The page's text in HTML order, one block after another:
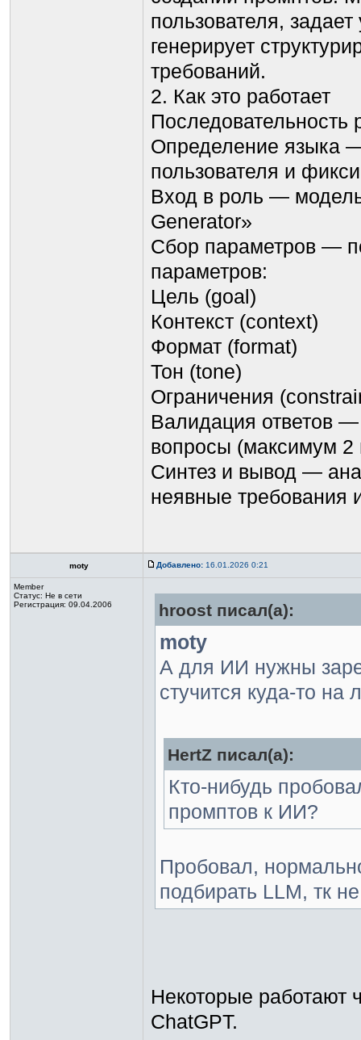
пользователя,
генерирует
требований.
2. Как это работает
Последовательность
Определение языка
пользователя и
Вход в роль —
Generator»
Сбор параметров —
параметров:
Цель (goal)
Контекст (context)
Формат (format)
Тон (tone)
Ограничения
Валидация ответов
вопросы (максимум 2
Синтез и вывод —
неявные требования
moty Добавлено: 16.01.2026 0:21
Member
Статус: Не в сети
Регистрация: 09.04.2006
hroost писал(а):
moty
А для ИИ нужны
стучится куда-то
HertZ писал(а):
Кто-нибудь
промптов к ИИ?
Пробовал,
подбирать LLM, тк
Некоторые работают
ChatGPT.